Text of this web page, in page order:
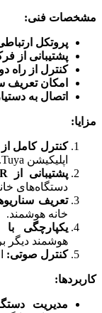
مشخصات فنی:
پروتکل
پشتیبانی از
کنترل از راه
امکان تعریف
اتصال به
مزایا:
کنترل کامل
اپلیکیشن Tuya.
پشتیبانی از IR و RF:
دستگاه‌های
تعریف
خانه هوشمند.
یکپارچگی
هوشمند دیگر
کنترل صوتی:
کاربردها:
مدیریت